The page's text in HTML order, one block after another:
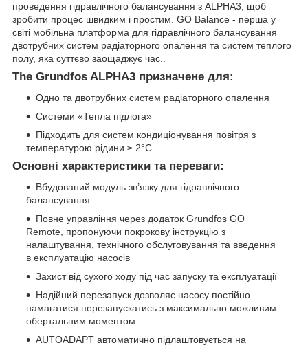
проведення гідравлічного балансування з ALPHA3, щоб
зробити процес швидким і простим. GO Balance - перша у
світі мобільна платформа для гідравлічного балансування
двотрубних систем радіаторного опалення та систем теплого
полу, яка суттєво заощаджує час..
The Grundfos ALPHA3 призначене для:
Одно та двотрубних систем радіаторного опалення
Системи «Тепла підлога»
Підходить для систем кондиціонування повітря з
температурою рідини ≥ 2°C
Основні характеристики та переваги:
Вбудований модуль зв’язку для гідравлічного
балансування
Повне управління через додаток Grundfos GO
Remote, пропонуючи покрокову інструкцію з
налаштування, технічного обслуговування та введення
в експлуатацію насосів
Захист від сухого ходу під час запуску та експлуатації
Надійний перезапуск дозволяє насосу постійно
намагатися перезапускатись з максимально можливим
обертальним моментом
AUTOADAPT автоматично підлаштовується на